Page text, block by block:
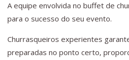
A equipe envolvida no buffet de
para o sucesso do seu evento.
Churrasqueiros experientes
preparadas no ponto certo,